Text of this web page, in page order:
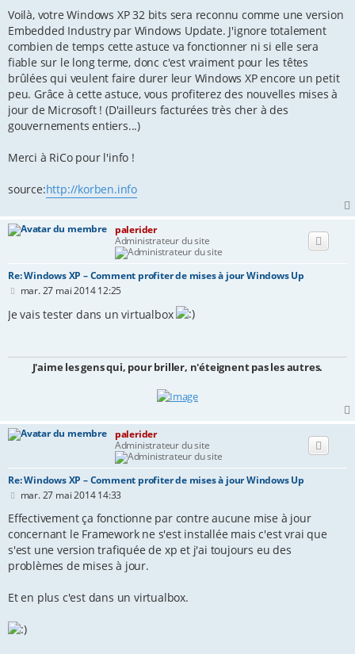
Voilà, votre Windows XP 32 bits sera reconnu comme une version
Embedded Industry par Windows Update. J'ignore totalement
combien de temps cette astuce va fonctionner ni si elle sera
fiable sur le long terme, donc c'est vraiment pour les têtes
brûlées qui veulent faire durer leur Windows XP encore un petit
peu. Grâce à cette astuce, vous profiterez des nouvelles mises à
jour de Microsoft ! (D'ailleurs facturées très cher à des
gouvernements entiers...)
Merci à RiCo pour l'info !
source:http://korben.info
palerider
Administrateur du site
Re: Windows XP – Comment profiter de mises à jour Windows Up
M
s
s
e
mar. 27 mai 2014 12:25
Je vais tester dans un virtualbox
J'aime les gens qui, pour briller, n'éteignent pas les autres.
palerider
Administrateur du site
Re: Windows XP – Comment profiter de mises à jour Windows Up
M
s
a
g
e
mar. 27 mai 2014 14:33
Effectivement ça fonctionne par contre aucune mise à jour
concernant le Framework ne s'est installée mais c'est vrai que
s'est une version trafiquée de xp et j'ai toujours eu des
problèmes de mises à jour.
Et en plus c'est dans un virtualbox.